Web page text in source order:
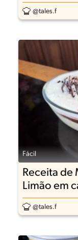
@tales.f
Fácil
Receita de
Limão em
@tales.f